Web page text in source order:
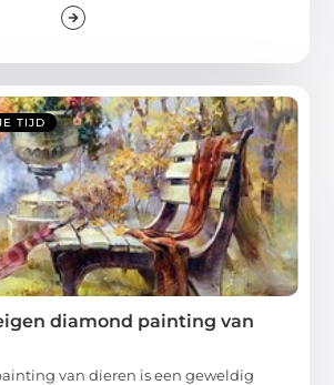
TIJD
diamond painting van
van dieren is een geweldig